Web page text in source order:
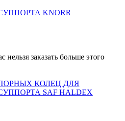
KNORR
нельзя заказать больше этого
КОЛЕЦ ДЛЯ
SAF HALDEX